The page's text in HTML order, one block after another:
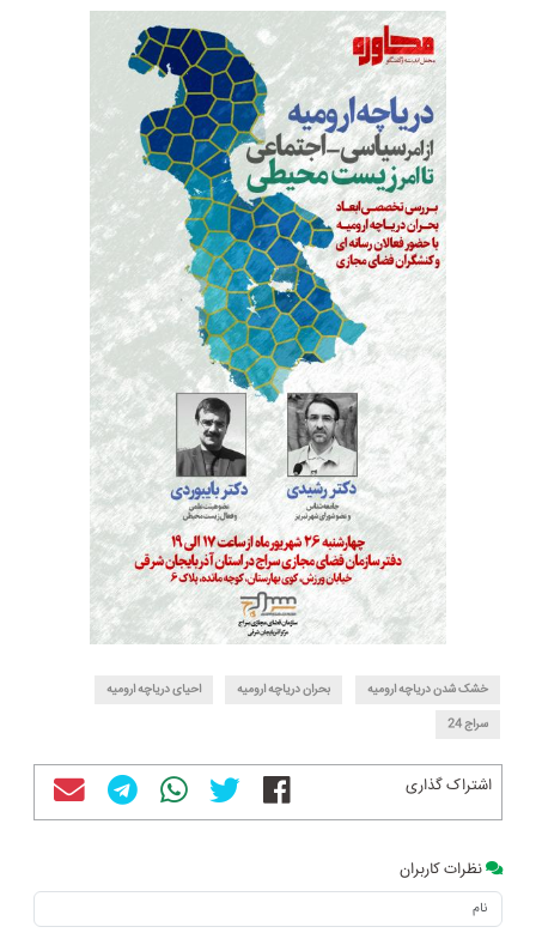
خشک شدن دریاچه ارومیه بحران دریاچه ارومیه
احیای دریاچه ارومیه
سراج 24
اشتراک گذاری
نظرات کاربران